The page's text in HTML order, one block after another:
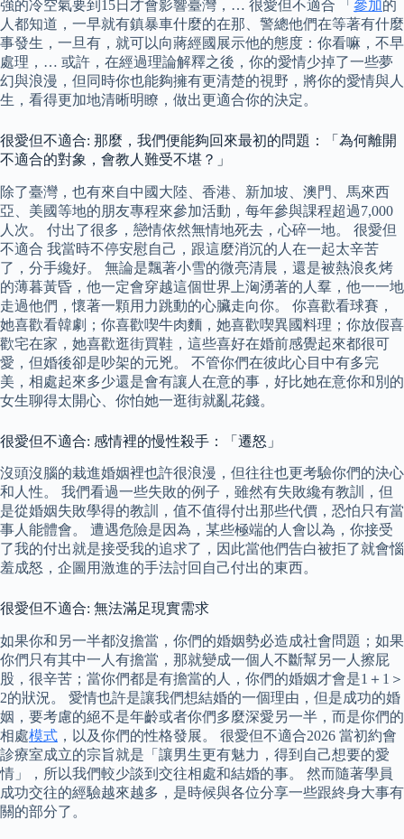
強的冷空氣要到15日才會影響臺灣，… 很愛但不適合 「 參加的
人都知道，一早就有鎮暴車什麼的在那、警總他們在等著有什麼
事發生，一旦有，就可以向蔣經國展示他的態度：你看嘛，不早
處理，… 或許，在經過理論解釋之後，你的愛情少掉了一些夢
幻與浪漫，但同時你也能夠擁有更清楚的視野，將你的愛情與人
生，看得更加地清晰明瞭，做出更適合你的決定。
很愛但不適合: 那麼，我們便能夠回來最初的問題：「為何離開
不適合的對象，會教人難受不堪？」
除了臺灣，也有來自中國大陸、香港、新加坡、澳門、馬來西
亞、美國等地的朋友專程來參加活動，每年參與課程超過7,000
人次。 付出了很多，戀情依然無情地死去，心碎一地。 很愛但
不適合 我當時不停安慰自己，跟這麼消沉的人在一起太辛苦
了，分手纔好。 無論是飄著小雪的微亮清晨，還是被熱浪炙烤
的薄暮黃昏，他一定會穿越這個世界上洶湧著的人羣，他一一地
走過他們，懷著一顆用力跳動的心臟走向你。 你喜歡看球賽，
她喜歡看韓劇；你喜歡喫牛肉麵，她喜歡喫異國料理；你放假喜
歡宅在家，她喜歡逛街買鞋，這些喜好在婚前感覺起來都很可
愛，但婚後卻是吵架的元兇。 不管你們在彼此心目中有多完
美，相處起來多少還是會有讓人在意的事，好比她在意你和別的
女生聊得太開心、你怕她一逛街就亂花錢。
很愛但不適合: 感情裡的慢性殺手：「遷怒」
沒頭沒腦的栽進婚姻裡也許很浪漫，但往往也更考驗你們的決心
和人性。 我們看過一些失敗的例子，雖然有失敗纔有教訓，但
是從婚姻失敗學得的教訓，值不值得付出那些代價，恐怕只有當
事人能體會。 遭遇危險是因為，某些極端的人會以為，你接受
了我的付出就是接受我的追求了，因此當他們告白被拒了就會惱
羞成怒，企圖用激進的手法討回自己付出的東西。
很愛但不適合: 無法滿足現實需求
如果你和另一半都沒擔當，你們的婚姻勢必造成社會問題；如果
你們只有其中一人有擔當，那就變成一個人不斷幫另一人擦屁
股，很辛苦；當你們都是有擔當的人，你們的婚姻才會是1＋1＞
2的狀況。 愛情也許是讓我們想結婚的一個理由，但是成功的婚
姻，要考慮的絕不是年齡或者你們多麼深愛另一半，而是你們的
相處模式 ，以及你們的性格發展。 很愛但不適合2026 當初約會
診療室成立的宗旨就是「讓男生更有魅力，得到自己想要的愛
情」，所以我們較少談到交往相處和結婚的事。 然而隨著學員
成功交往的經驗越來越多，是時候與各位分享一些跟終身大事有
關的部分了。